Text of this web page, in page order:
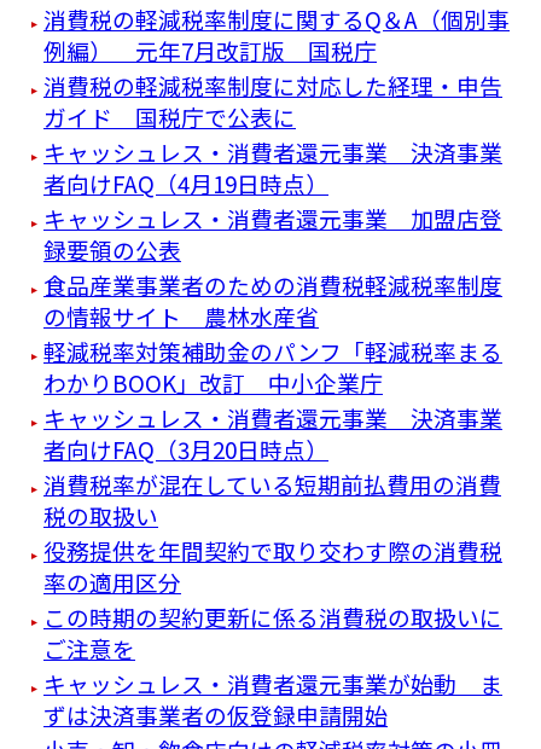
消費税の軽減税率制度に関するQ＆A（個別事
例編） 元年7月改訂版 国税庁
消費税の軽減税率制度に対応した経理・申告
ガイド 国税庁で公表に
キャッシュレス・消費者還元事業 決済事業
者向けFAQ（4月19日時点）
キャッシュレス・消費者還元事業 加盟店登
録要領の公表
食品産業事業者のための消費税軽減税率制度
の情報サイト 農林水産省
軽減税率対策補助金のパンフ「軽減税率まる
わかりBOOK」改訂 中小企業庁
キャッシュレス・消費者還元事業 決済事業
者向けFAQ（3月20日時点）
消費税率が混在している短期前払費用の消費
税の取扱い
役務提供を年間契約で取り交わす際の消費税
率の適用区分
この時期の契約更新に係る消費税の取扱いに
ご注意を
キャッシュレス・消費者還元事業が始動 ま
ずは決済事業者の仮登録申請開始